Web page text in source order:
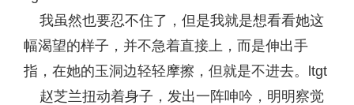
我虽然也要忍不住了，但是我就是想看看她这
幅渴望的样子，并不急着直接上，而是伸出手
指，在她的玉洞边轻轻摩擦，但就是不进去。ltgt
赵芝兰扭动着身子，发出一阵呻吟，明明察觉